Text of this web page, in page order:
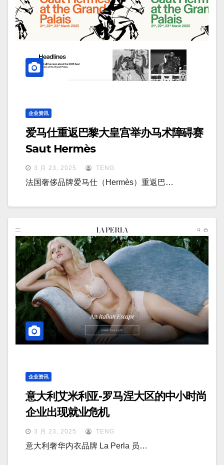
企业资讯
爱马仕重返巴黎大皇宫举办马术障碍赛
Saut Hermès
3 月 23, 2025 TENG
法国奢侈品牌爱马仕（Hermès）重返巴…
企业资讯
意大利艾米利亚-罗马涅大区的中小时尚
企业出现就业危机
3 月 23, 2025 TENG
意大利奢华内衣品牌 La Perla 员…